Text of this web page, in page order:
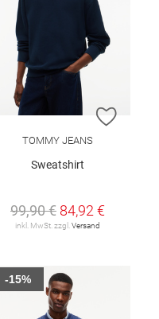
HINZUFÜGEN
ZUR
TOMMY JEANS
Sweatshirt
99,90 € 84,92 €
inkl. MwSt. zzgl. Versand
-15%